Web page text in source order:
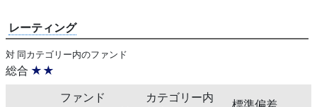
レーティング
対 同カテゴリー内のファンド
総合 ★★
ファンド
カテゴリー内
標準偏差